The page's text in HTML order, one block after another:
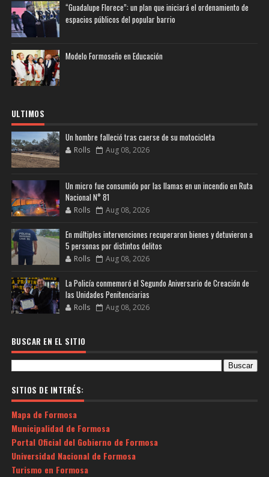
“Guadalupe Florece”: un plan que iniciará el ordenamiento de
espacios públicos del popular barrio
Modelo Formoseño en Educación
ULTIMOS
Un hombre falleció tras caerse de su motocicleta
Rolls Aug 08, 2026
Un micro fue consumido por las llamas en un incendio en Ruta
Nacional N° 81
Rolls Aug 08, 2026
En múltiples intervenciones recuperaron bienes y detuvieron a
5 personas por distintos delitos
Rolls Aug 08, 2026
La Policía conmemoró el Segundo Aniversario de Creación de
las Unidades Penitenciarias
Rolls Aug 08, 2026
BUSCAR EN EL SITIO
SITIOS DE INTERÉS:
Mapa de Formosa
Municipalidad de Formosa
Portal Oficial del Gobierno de Formosa
Universidad Nacional de Formosa
Turismo en Formosa